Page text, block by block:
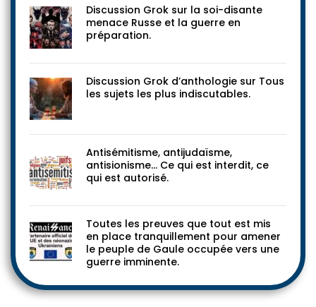
Discussion Grok sur la soi-disante
menace Russe et la guerre en
préparation.
Discussion Grok d’anthologie sur Tous
les sujets les plus indiscutables.
Antisémitisme, antijudaïsme,
antisionisme… Ce qui est interdit, ce
qui est autorisé.
Toutes les preuves que tout est mis
en place tranquillement pour amener
le peuple de Gaule occupée vers une
guerre imminente.